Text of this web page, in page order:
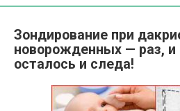
Зондирование при
новорожденных — раз,
осталось и следа!